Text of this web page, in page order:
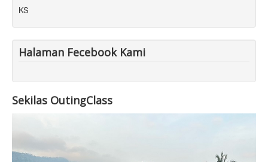
KS
Halaman Fecebook Kami
Sekilas OutingClass